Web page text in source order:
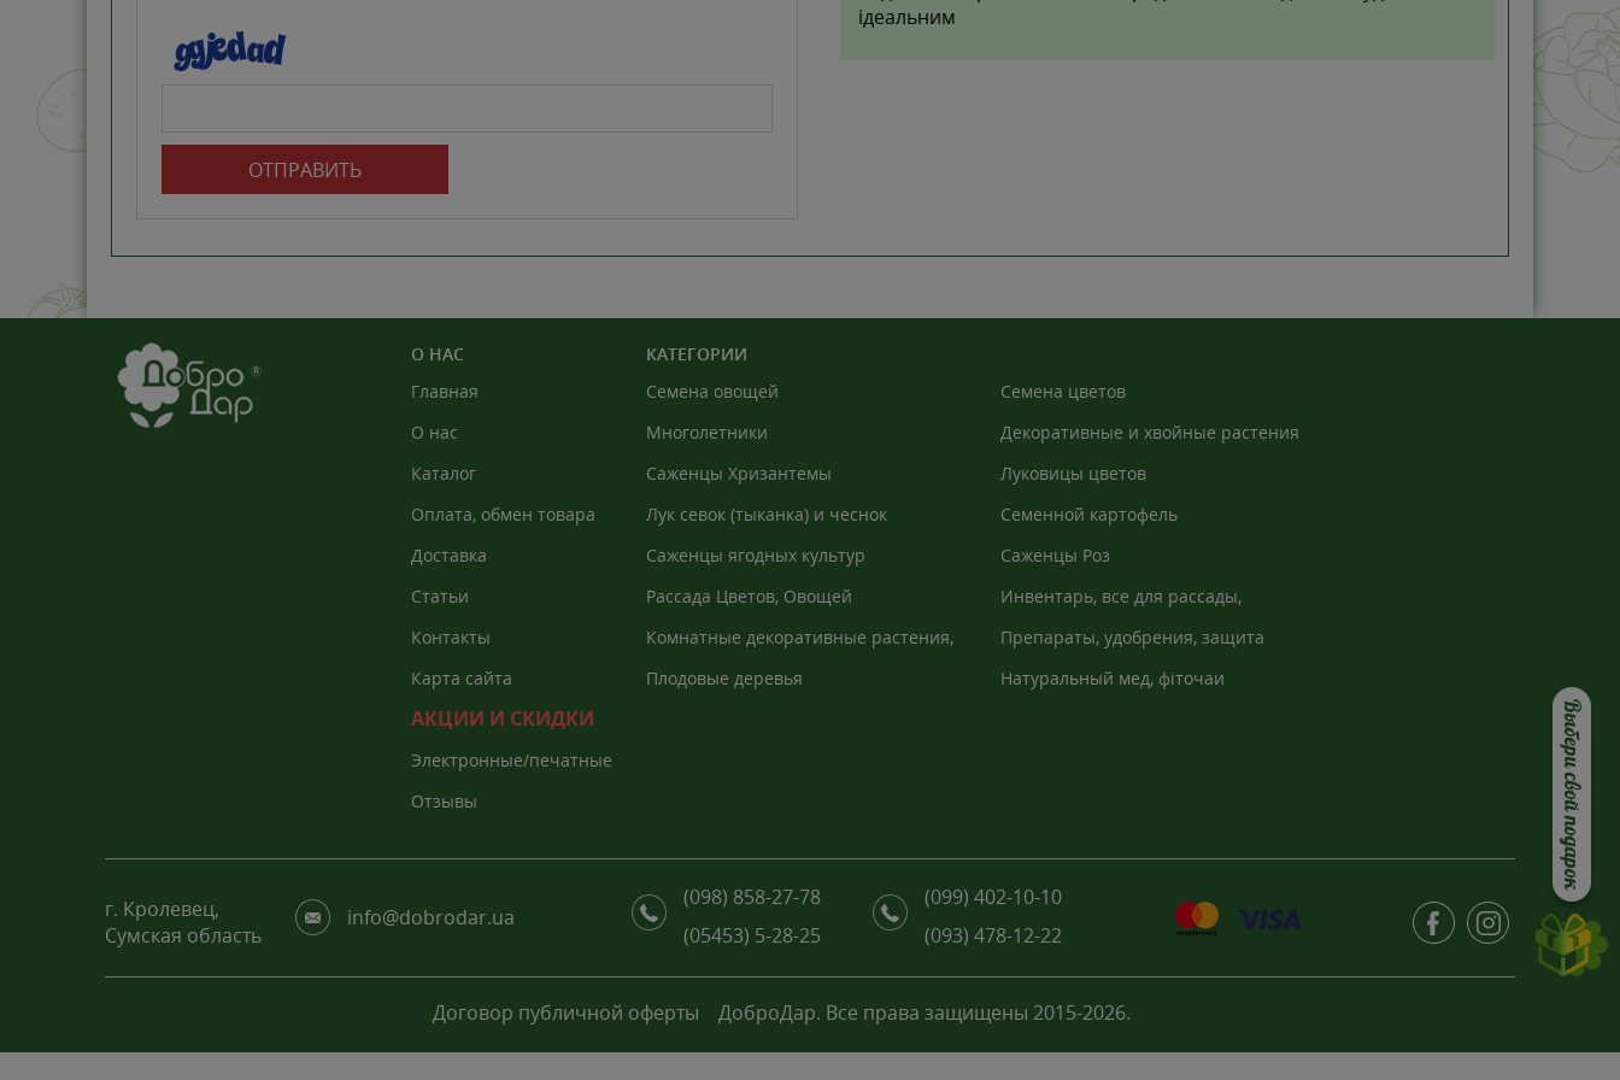
Выбери свой подарок
ОТПРАВИТЬ
ідеальним
О НАС
Главная
О нас
Каталог
Оплата, обмен товара
Доставка
Статьи
Контакты
Карта сайта
АКЦИИ И СКИДКИ
Электронные/печатные
Отзывы
КАТЕГОРИИ
Семена овощей
Семена цветов
Многолетники
Декоративные и хвойные растения
Саженцы Хризантемы
Луковицы цветов
Лук севок (тыканка) и чеснок
Семенной картофель
Саженцы ягодных культур
Саженцы Роз
Рассада Цветов, Овощей
Инвентарь, все для рассады,
Комнатные декоративные растения,
Препараты, удобрения, защита
Плодовые деревья Натуральный мед, фіточаи
г. Кролевец,
Сумская область
info@dobrodar.ua
(098) 858-27-78
(099) 402-10-10
(05453) 5-28-25
(093) 478-12-22
Договор публичной оферты ДоброДар. Все права защищены 2015-2026.